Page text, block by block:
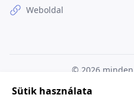
Weboldal
© 2026
Sütik használata